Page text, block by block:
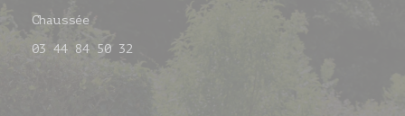
Chaussée((otevře se v novém okně))
03 44 84 50 32